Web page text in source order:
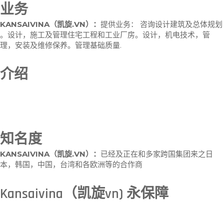
业务
KANSAIVINA（凯旋.VN） ： 提供业务： 咨询设计建筑及总体规划
。设计，施工及管理住宅工程和工业厂房。设计，机电技术，管
理，安装及维修保养。管理基础质量.
介绍
知名度
KANSAIVINA （凯旋.VN） ： 已经及正在和多家跨国集团来之日
本，韩国，中国，台湾和各欧洲等的合作商
Kansaivina（凯旋vn) 永保障